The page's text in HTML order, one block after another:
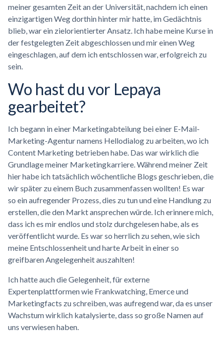
meiner gesamten Zeit an der Universität, nachdem ich einen
einzigartigen Weg dorthin hinter mir hatte, im Gedächtnis
blieb, war ein zielorientierter Ansatz. Ich habe meine Kurse in
der festgelegten Zeit abgeschlossen und mir einen Weg
eingeschlagen, auf dem ich entschlossen war, erfolgreich zu
sein.
Wo hast du vor Lepaya
gearbeitet?
Ich begann in einer Marketingabteilung bei einer E-Mail-
Marketing-Agentur namens Hellodialog zu arbeiten, wo ich
Content Marketing betrieben habe. Das war wirklich die
Grundlage meiner Marketingkarriere. Während meiner Zeit
hier habe ich tatsächlich wöchentliche Blogs geschrieben, die
wir später zu einem Buch zusammenfassen wollten! Es war
so ein aufregender Prozess, dies zu tun und eine Handlung zu
erstellen, die den Markt ansprechen würde. Ich erinnere mich,
dass ich es mir endlos und stolz durchgelesen habe, als es
veröffentlicht wurde. Es war so herrlich zu sehen, wie sich
meine Entschlossenheit und harte Arbeit in einer so
greifbaren Angelegenheit auszahlten!
Ich hatte auch die Gelegenheit, für externe
Expertenplattformen wie Frankwatching, Emerce und
Marketingfacts zu schreiben, was aufregend war, da es unser
Wachstum wirklich katalysierte, dass so große Namen auf
uns verwiesen haben.